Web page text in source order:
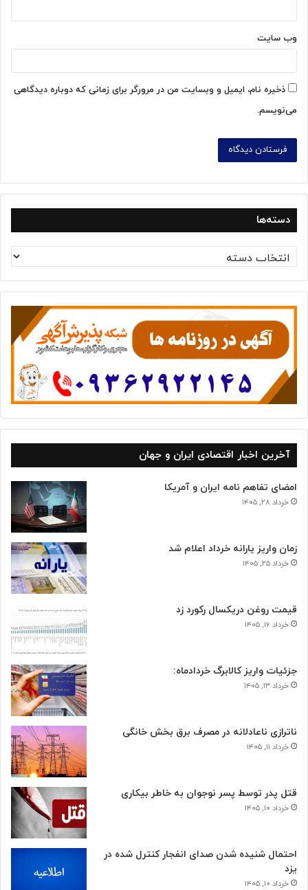
وب‌ سایت
ذخیره نام، ایمیل و وبسایت من در مرورگر برای زمانی که دوباره دیدگاهی
می‌نویسم.
دسته‌ها
س
ت
ه‌
ه
آخرین اخبار اقتصادی ایران و جهان
امضای تفاهم نامه ایران و آمریکا
خرداد ۲۸, ۱۴۰۵
زمان واریز یارانه خرداد اعلام شد
خرداد ۲۵, ۱۴۰۵
قیمت روغن دریکسال رکورد زد
خرداد ۱۶, ۱۴۰۵
جزئیات واریز کالابرگ خردادماه:
خرداد ۱۳, ۱۴۰۵
ناترازی ناعادلانه در مصرف برق بخش خانگی
خرداد ۱۱, ۱۴۰۵
قتل پدر توسط پسر نوجوان به خاطر بیکاری
خرداد ۱۰, ۱۴۰۵
احتمال شنیده شدن صدای انفجار کنترل شده در
یزد
خرداد ۱۰, ۱۴۰۵